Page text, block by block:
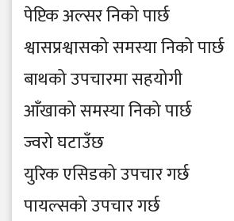
पेप्टिक अल्सर निको पार्छ
श्वासप्रश्वासको समस्या निको पार्छ
बाथको उपचारमा सहयोगी
आँखाको समस्या निको पार्छ
ज्वरो घटाउँछ
युरिक एसिडको उपचार गर्छ
पायल्सको उपचार गर्छ